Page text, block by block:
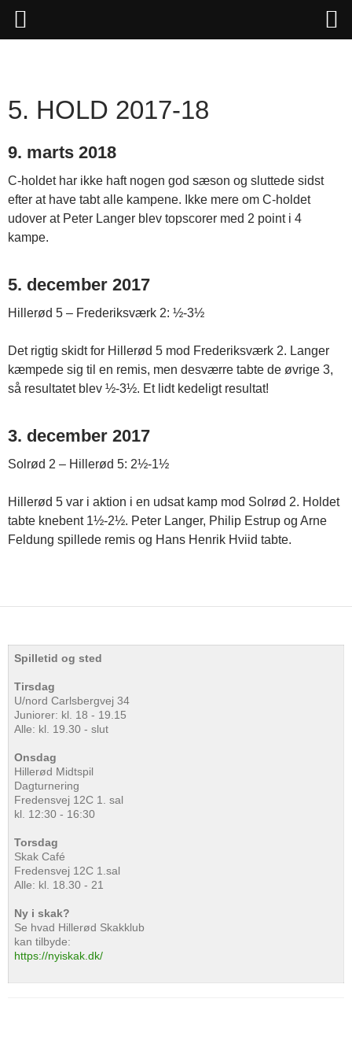
5. HOLD 2017-18
9. marts 2018
C-holdet har ikke haft nogen god sæson og sluttede sidst
efter at have tabt alle kampene. Ikke mere om C-holdet
udover at Peter Langer blev topscorer med 2 point i 4
kampe.
5. december 2017
Hillerød 5 – Frederiksværk 2: ½-3½
Det rigtig skidt for Hillerød 5 mod Frederiksværk 2. Langer
kæmpede sig til en remis, men desværre tabte de øvrige 3,
så resultatet blev ½-3½. Et lidt kedeligt resultat!
3. december 2017
Solrød 2 – Hillerød 5: 2½-1½
Hillerød 5 var i aktion i en udsat kamp mod Solrød 2. Holdet
tabte knebent 1½-2½. Peter Langer, Philip Estrup og Arne
Feldung spillede remis og Hans Henrik Hviid tabte.
Spilletid og sted
Tirsdag
U/nord Carlsbergvej 34
Juniorer: kl. 18 - 19.15
Alle: kl. 19.30 - slut
Onsdag
Hillerød Midtspil
Dagturnering
Fredensvej 12C 1. sal
kl. 12:30 - 16:30
Torsdag
Skak Café
Fredensvej 12C 1.sal
Alle: kl. 18.30 - 21
Ny i skak?
Se hvad Hillerød Skakklub
kan tilbyde:
https://nyiskak.dk/